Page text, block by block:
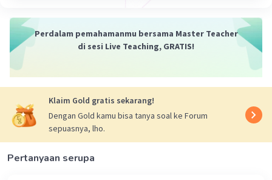
5. Konflik intrapersonal: Konflik intrapersonal terjadi
ketika seseorang mengalami konflik dalam dirinya
sendiri, seperti konflik antara keinginan dan nilai, atau
konflik dalam mengambil keputusan.
6. Konflik antarpribadi: Konflik antarpribadi terjadi ketika
sepaham. Konflik antarpribadi dapat berupa konflik
antara teman, pasangan, atau antara kelompok
masyarakat yang berbeda.
Beri Rating
Perdalam pemahamanmu bersama Master Teacher
di sesi Live Teaching, GRATIS!
Klaim Gold gratis sekarang!
Dengan Gold kamu bisa tanya soal ke Forum
sepuasnya, lho.
Pertanyaan serupa